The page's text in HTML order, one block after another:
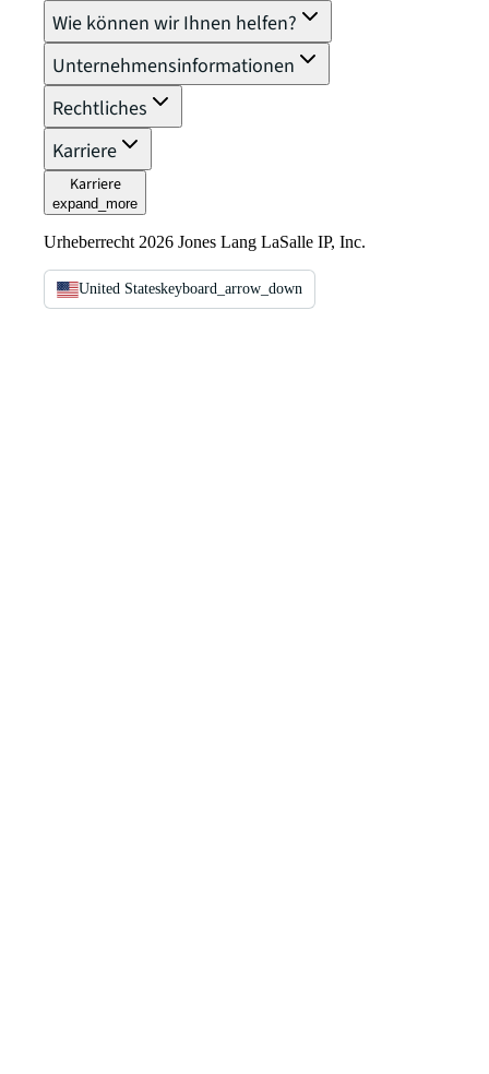
Wie können wir Ihnen helfen?
Unternehmensinformationen
Rechtliches
Karriere
Karriere
expand_more
Urheberrecht 2026 Jones Lang LaSalle IP, Inc.
United Stateskeyboard_arrow_down